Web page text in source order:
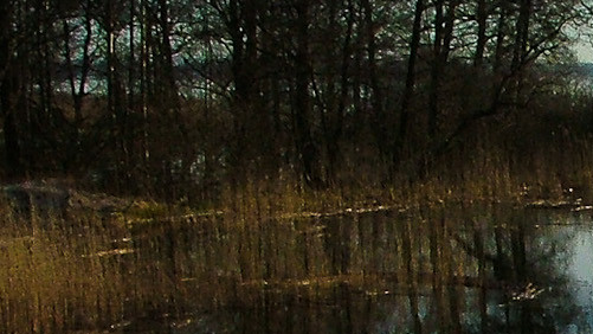
Eslöv
Eslövsbygdens Naturskyddsförening